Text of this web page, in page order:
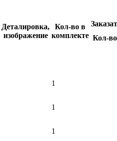
Деталировка,
изображение
Кол-во в
комплекте Кол-во
1
1
1